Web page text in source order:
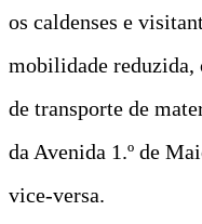
os caldenses e
mobilidade reduzida,
de transporte de
da Avenida 1.º de
vice-versa.